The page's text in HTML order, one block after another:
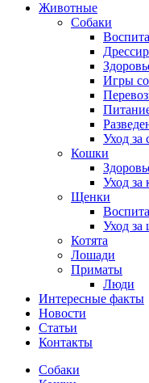
Животные
Собаки
Игры
Уход за
Кошки
Уход за
Щенки
Уход за
Котята
Лошади
Приматы
Люди
Интересные факты
Новости
Статьи
Контакты
Собаки